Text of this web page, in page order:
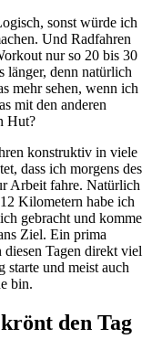
sonst würde ich
Und Radfahren
nur so 20 bis 30
länger, denn natürlich
mehr sehen, wenn ich
mit den anderen
Hut?
konstruktiv in viele
dass ich morgens des
Arbeit fahre. Natürlich
Kilometern habe ich
gebracht und komme
Ziel. Ein prima
Tagen direkt viel
starte und meist auch
bin.
den Tag